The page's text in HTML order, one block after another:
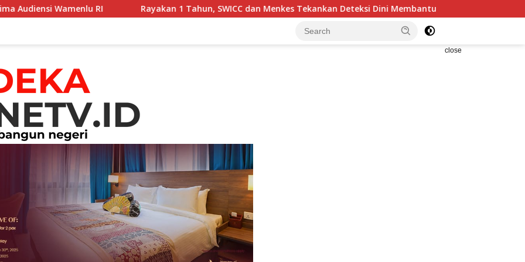
RI Rayakan 1 Tahun, SWICC dan Menkes Tekankan Deteksi Dini Membantu Penanganan Kanker Jadi Lebih Optimal
close